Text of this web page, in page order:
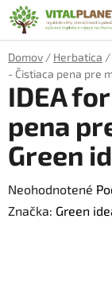
Prejsť
na
obsah
Domov / Herbatica /
- Čistiaca pena pre
IDEA
pena
Green
Priemerné
hodnotenie
Neohodnotené
Značka: Green